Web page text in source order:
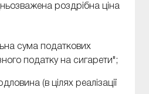
роздрібна ціна
сума податкових
податку на сигарети";
(в цілях реалізації